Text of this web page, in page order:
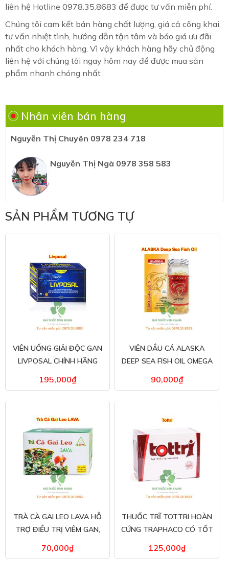
liên hệ Hotline 0978.35.8683 để được tư vấn miễn phí.
Chúng tôi cam kết bán hàng chất lượng, giá cả công khai,
tư vấn nhiệt tình, hướng dẫn tận tâm và báo giá ưu đãi
nhất cho khách hàng. Vì vậy khách hàng hãy chủ động
liên hệ với chúng tôi ngay hôm nay để được mua sản
phẩm nhanh chóng nhất
Nhân viên bán hàng
Nguyễn Thị Chuyên 0978 234 718
Nguyễn Thị Ngà 0978 358 583
SẢN PHẨM TƯƠNG TỰ
VIÊN UỐNG GIẢI ĐỘC GAN
LIVPOSAL CHÍNH HÃNG
195,000₫
VIÊN DẦU CÁ ALASKA
DEEP SEA FISH OIL OMEGA
90,000₫
TRÀ CÀ GAI LEO LAVA HỖ
TRỢ ĐIỀU TRỊ VIÊM GAN,
70,000₫
THUỐC TRĨ TOTTRI HOÀN
CỨNG TRAPHACO CÓ TỐT
125,000₫